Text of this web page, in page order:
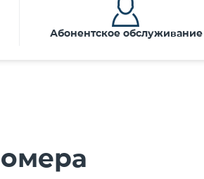
Абонентское обслуживание